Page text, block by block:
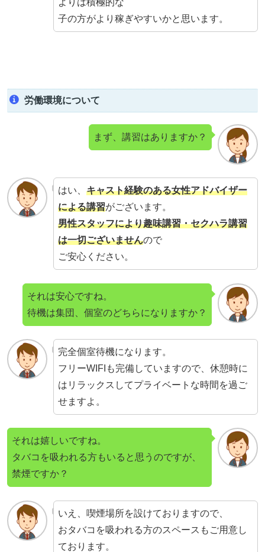
よりは積極的な
子の方がより稼ぎやすいかと思います。
労働環境について
まず、講習はありますか？
はい、 キャスト経験のある女性アドバイザー
による講習がございます。
男性スタッフにより趣味講習・セクハラ講習
は一切ございませんので
ご安心ください。
それは安心ですね。
待機は集団、個室のどちらになりますか？
完全個室待機になります。
フリーWIFIも完備していますので、休憩時に
はリラックスしてプライベートな時間を過ご
せますよ。
それは嬉しいですね。
タバコを吸われる方もいると思うのですが、
禁煙ですか？
いえ、喫煙場所を設けておりますので、
おタバコを吸われる方のスペースもご用意し
ております。